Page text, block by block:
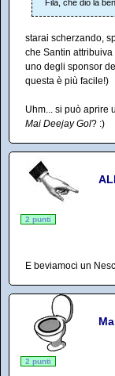
Fila, che dio la
starai scherzando,
che Santin
uno degli sponsor
questa è più facile!)
Uhm... si può aprire
Mai Deejay Gol? :)
2 punti
E beviamoci un
2 punti